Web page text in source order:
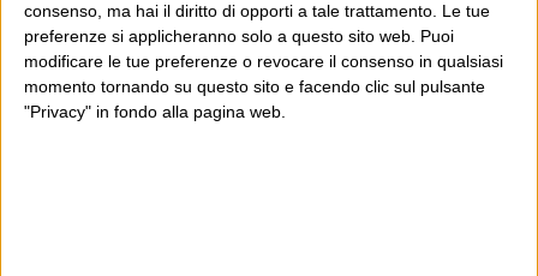
consenso, ma hai il diritto di opporti a tale trattamento. Le tue
preferenze si applicheranno solo a questo sito web. Puoi
modificare le tue preferenze o revocare il consenso in qualsiasi
momento tornando su questo sito e facendo clic sul pulsante
"Privacy" in fondo alla pagina web.